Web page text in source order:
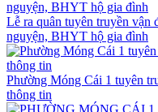
Lễ ra quân tuyên truyền
nguyện, BHYT hộ gia đình
Phường Móng Cái 1 tuyên
thông tin